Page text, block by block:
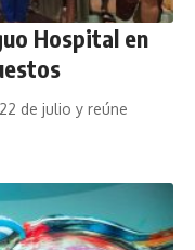
Hospital en
de julio y reúne